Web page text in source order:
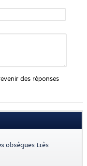
des réponses
obsèques très